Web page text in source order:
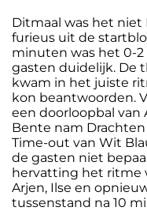
Ditmaal was het niet
furieus uit de
minuten was het 0-
gasten duidelijk. De
kwam in het juiste
kon beantwoorden.
een doorloopbal van
Bente nam
Time-out van Wit
de gasten niet
hervatting het ritme
Arjen, Ilse en
tussenstand na 10